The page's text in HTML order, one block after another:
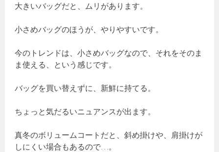
大きいバッグだと、ムリがあります。
小さめバッグのほうが、やりやすいです。
今のトレンドは、小さめバッグなので、それをそのま
ま使える、という感じです。
バッグを買い替えずに、新鮮に持てる。
ちょっと気だるいニュアンスが出ます。
真冬のボリュームコートだと、斜め掛けや、肩掛けが
しにくい場合もあるので…。